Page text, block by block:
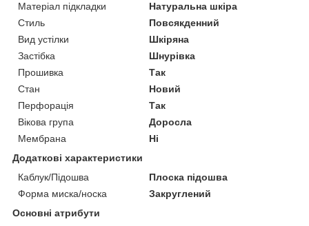
Матеріал підкладки
Натуральна шкіра
Стиль
Повсякденний
Вид устілки
Шкіряна
Застібка
Шнурівка
Прошивка
Так
Стан
Новий
Перфорація
Так
Вікова група
Доросла
Мембрана
Ні
Додаткові характеристики
Каблук/Підошва
Плоска підошва
Форма миска/носка
Закруглений
Основні атрибути